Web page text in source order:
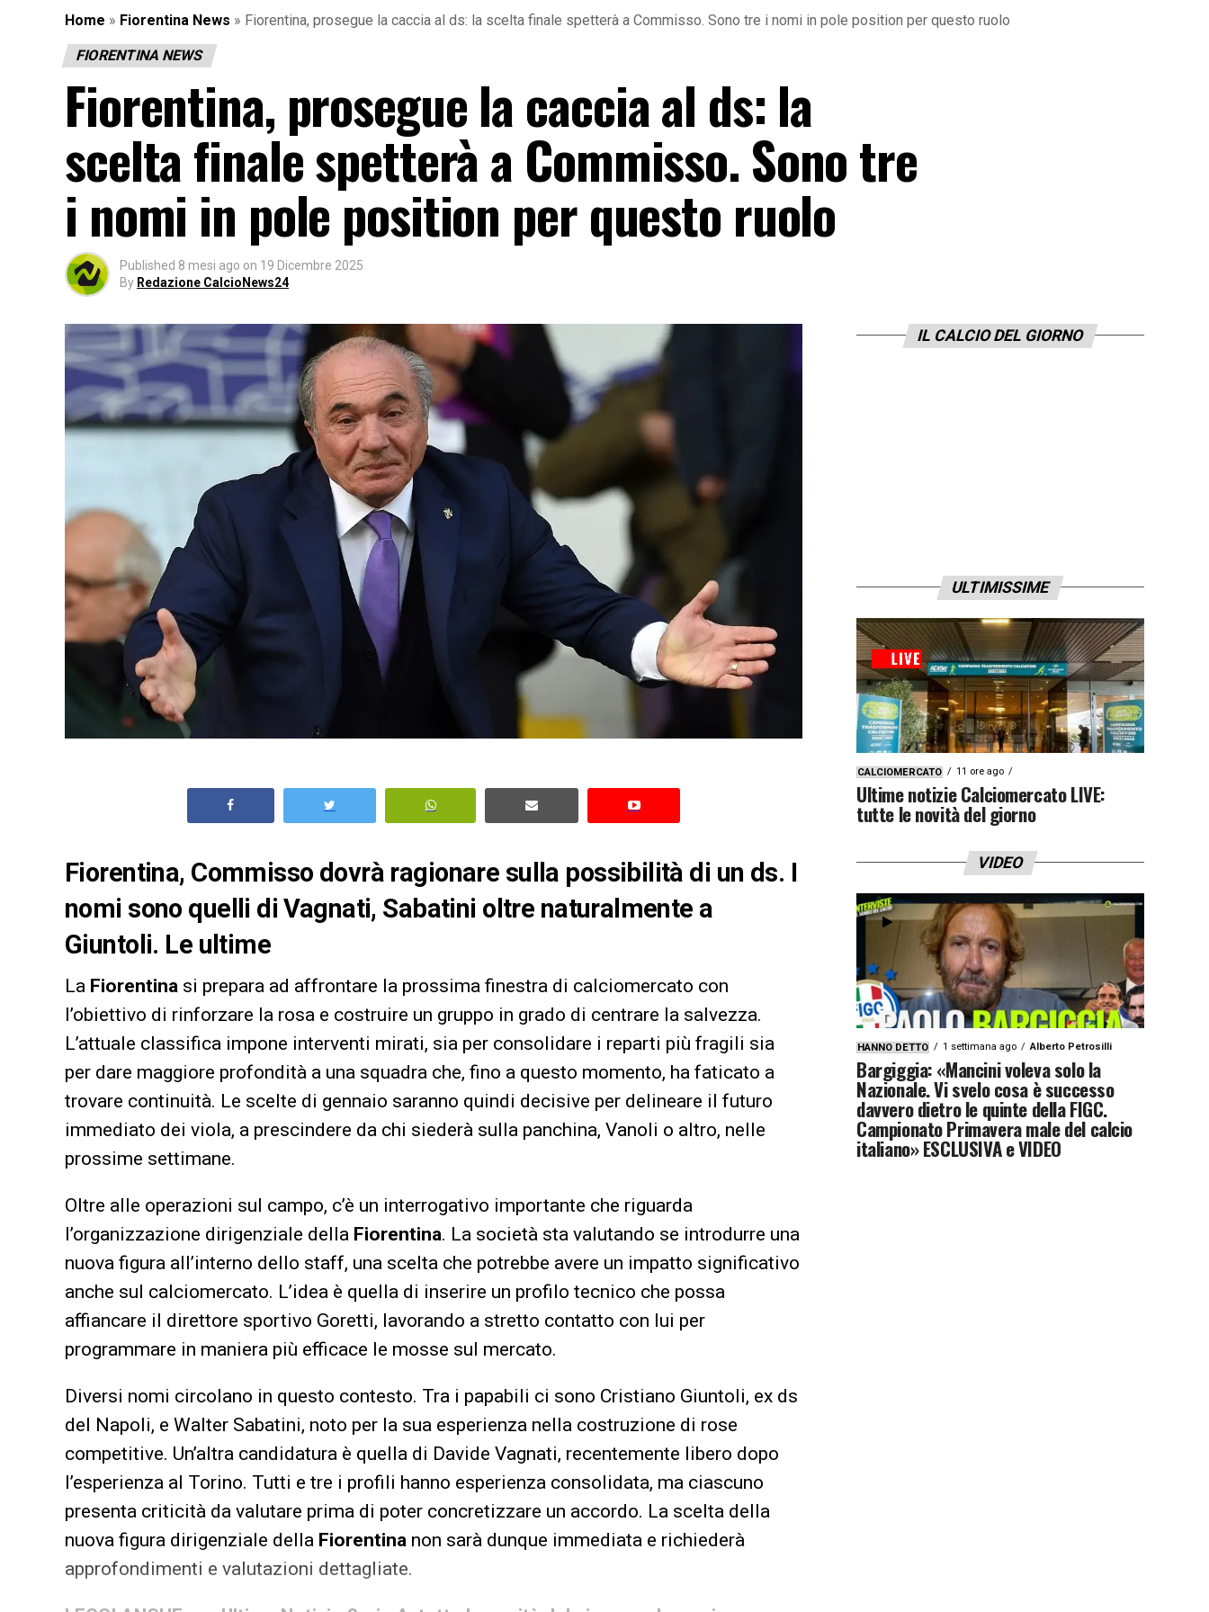
Home » Fiorentina News » Fiorentina, prosegue la caccia al ds: la scelta finale spetterà a Commisso. Sono tre i nomi in pole position per questo ruolo
FIORENTINA NEWS
Fiorentina, prosegue la caccia al ds: la
scelta finale spetterà a Commisso. Sono tre
i nomi in pole position per questo ruolo
Published 8 mesi ago on 19 Dicembre 2025
By Redazione CalcioNews24
Fiorentina, Commisso dovrà ragionare sulla possibilità di un ds. I
nomi sono quelli di Vagnati, Sabatini oltre naturalmente a
Giuntoli. Le ultime
La Fiorentina si prepara ad affrontare la prossima finestra di calciomercato con
l’obiettivo di rinforzare la rosa e costruire un gruppo in grado di centrare la salvezza.
L’attuale classifica impone interventi mirati, sia per consolidare i reparti più fragili sia
per dare maggiore profondità a una squadra che, fino a questo momento, ha faticato a
trovare continuità. Le scelte di gennaio saranno quindi decisive per delineare il futuro
immediato dei viola, a prescindere da chi siederà sulla panchina, Vanoli o altro, nelle
prossime settimane.
Oltre alle operazioni sul campo, c’è un interrogativo importante che riguarda
l’organizzazione dirigenziale della Fiorentina. La società sta valutando se introdurre una
nuova figura all’interno dello staff, una scelta che potrebbe avere un impatto significativo
anche sul calciomercato. L’idea è quella di inserire un profilo tecnico che possa
affiancare il direttore sportivo Goretti, lavorando a stretto contatto con lui per
programmare in maniera più efficace le mosse sul mercato.
Diversi nomi circolano in questo contesto. Tra i papabili ci sono Cristiano Giuntoli, ex ds
del Napoli, e Walter Sabatini, noto per la sua esperienza nella costruzione di rose
competitive. Un’altra candidatura è quella di Davide Vagnati, recentemente libero dopo
l’esperienza al Torino. Tutti e tre i profili hanno esperienza consolidata, ma ciascuno
presenta criticità da valutare prima di poter concretizzare un accordo. La scelta della
nuova figura dirigenziale della Fiorentina non sarà dunque immediata e richiederà
approfondimenti e valutazioni dettagliate.
IL CALCIO DEL GIORNO
ULTIMISSIME
CALCIOMERCATO 11 ore ago
Ultime notizie Calciomercato LIVE:
tutte le novità del giorno
VIDEO
HANNO DETTO 1 settimana ago Alberto Petrosilli
Bargiggia: «Mancini voleva solo la
Nazionale. Vi svelo cosa è successo
davvero dietro le quinte della FIGC.
Campionato Primavera male del calcio
italiano» ESCLUSIVA e VIDEO